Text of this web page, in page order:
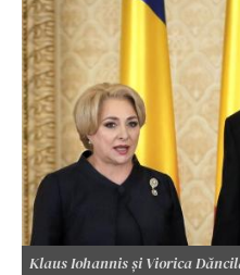
Klaus Iohannis și Viorica